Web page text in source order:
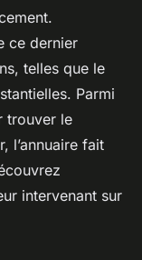
ce dernier
telles que le
Parmi
trouver le
l’annuaire fait
intervenant sur